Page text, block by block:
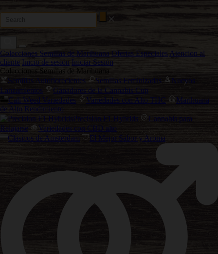
Colecciones Semillas de Marihuana Ofertas Especiales Atencion al
cliente Inicio de sesión Iniciar Sesión
Colecciones Semillas de Marihuana
Semillas Autoflorecientes
Semillas Feminizadas
Nuevos
Lanzamientos
Ganadores de la Cannabis Cup
Cali Weed Variedades
Variedades con Alto THC
Marihuana
de Alto Rendimiento
Precision F1 Hybrids
Cannabis para
Relajarse
Variedades con CBD alto
Clásicos de Amsterdam
El Mejor Sabor y Aroma